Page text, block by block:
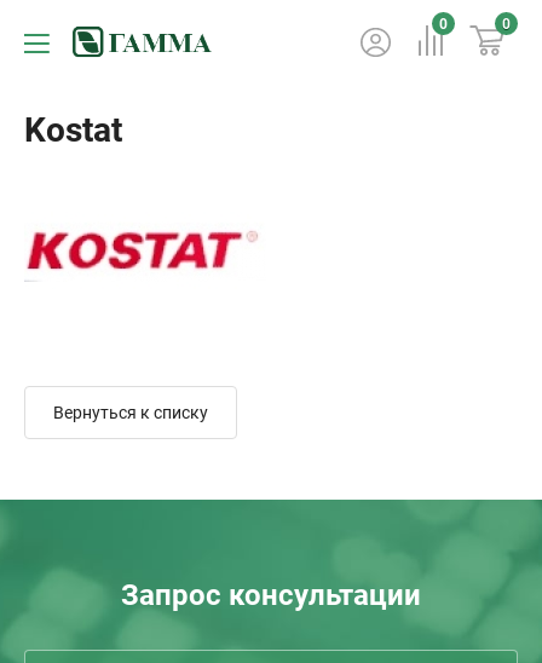
0 0
Kostat
Вернуться к списку
Запрос консультации